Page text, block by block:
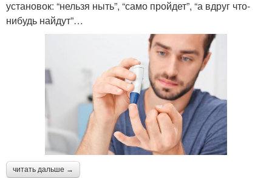
установок: “нельзя ныть”, “само пройдет”, “а вдруг что-
нибудь найдут”…
читать дальше →